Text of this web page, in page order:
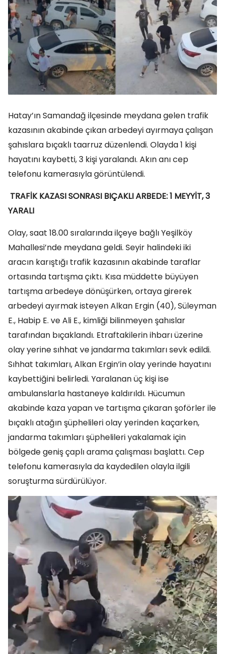
Hatay’ın Samandağ ilçesinde meydana gelen trafik
kazasının akabinde çıkan arbedeyi ayırmaya çalışan
şahıslara bıçaklı taarruz düzenlendi. Olayda 1 kişi
hayatını kaybetti, 3 kişi yaralandı. Akın anı cep
telefonu kamerasıyla görüntülendi.
TRAFİK KAZASI SONRASI BIÇAKLI ARBEDE: 1 MEYYİT, 3
YARALI
Olay, saat 18.00 sıralarında ilçeye bağlı Yeşilköy
Mahallesi’nde meydana geldi. Seyir halindeki iki
aracın karıştığı trafik kazasının akabinde taraflar
ortasında tartışma çıktı. Kısa müddette büyüyen
tartışma arbedeye dönüşürken, ortaya girerek
arbedeyi ayırmak isteyen Alkan Ergin (40), Süleyman
E., Habip E. ve Ali E., kimliği bilinmeyen şahıslar
tarafından bıçaklandı. Etraftakilerin ihbarı üzerine
olay yerine sıhhat ve jandarma takımları sevk edildi.
Sıhhat takımları, Alkan Ergin’in olay yerinde hayatını
kaybettiğini belirledi. Yaralanan üç kişi ise
ambulanslarla hastaneye kaldırıldı. Hücumun
akabinde kaza yapan ve tartışma çıkaran şoförler ile
bıçaklı atağın şüphelileri olay yerinden kaçarken,
jandarma takımları şüphelileri yakalamak için
bölgede geniş çaplı arama çalışması başlattı. Cep
telefonu kamerasıyla da kaydedilen olayla ilgili
soruşturma sürdürülüyor.